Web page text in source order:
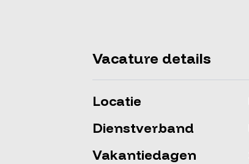
Vacature details
Locatie
Dienstverband
Vakantiedagen